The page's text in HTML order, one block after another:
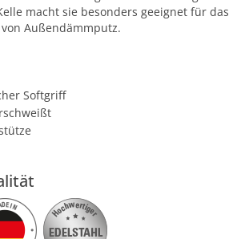
macht sie besonders geeignet für das
Außendämmputz.
Softgriff